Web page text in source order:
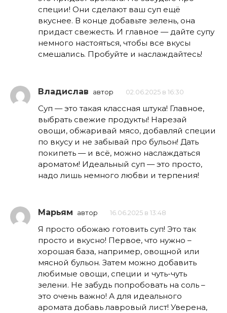
специи! Они сделают ваш суп ещё
вкуснее. В конце добавьте зелень, она
придаст свежесть. И главное — дайте супу
немного настояться, чтобы все вкусы
смешались. Пробуйте и наслаждайтесь!
Владислав автор 02.06.2025 в 16:30
Суп — это такая классная штука! Главное,
выбрать свежие продукты! Нарезай
овощи, обжаривай мясо, добавляй специи
по вкусу и не забывай про бульон! Дать
покипеть — и всё, можно наслаждаться
ароматом! Идеальный суп — это просто,
надо лишь немного любви и терпения!
Марьям автор 16.06.2025 в 13:48
Я просто обожаю готовить суп! Это так
просто и вкусно! Первое, что нужно –
хорошая база, например, овощной или
мясной бульон. Затем можно добавить
любимые овощи, специи и чуть-чуть
зелени. Не забудь попробовать на соль –
это очень важно! А для идеального
аромата добавь лавровый лист! Уверена,